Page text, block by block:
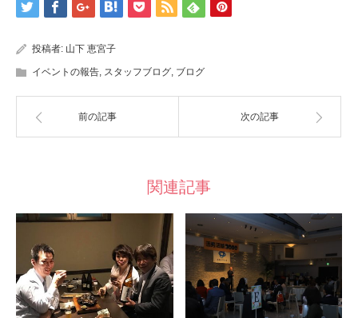
投稿者: 山下 恵宮子
イベントの報告 スタッフブログ ブログ
前の記事 次の記事
関連記事